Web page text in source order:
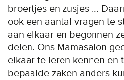
broertjes en zusjes ...
ook een aantal vragen te
aan elkaar en begonnen
delen. Ons Mamasalon
elkaar te leren kennen en
bepaalde zaken anders